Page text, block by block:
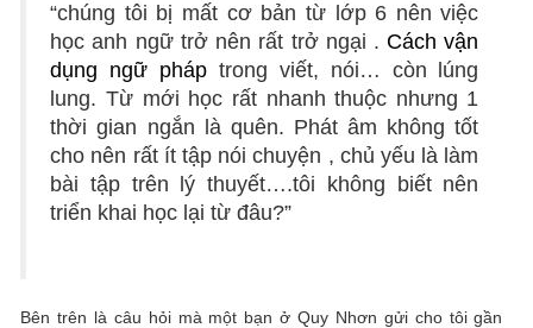
“chúng tôi bị mất cơ bản từ lớp 6 nên việc
học anh ngữ trở nên rất trở ngại . Cách vận
dụng ngữ pháp trong viết, nói… còn lúng
lung. Từ mới học rất nhanh thuộc nhưng 1
thời gian ngắn là quên. Phát âm không tốt
cho nên rất ít tập nói chuyện , chủ yếu là làm
bài tập trên lý thuyết….tôi không biết nên
triển khai học lại từ đâu?”
Bên trên là câu hỏi mà một bạn ở Quy Nhơn gửi cho tôi gần